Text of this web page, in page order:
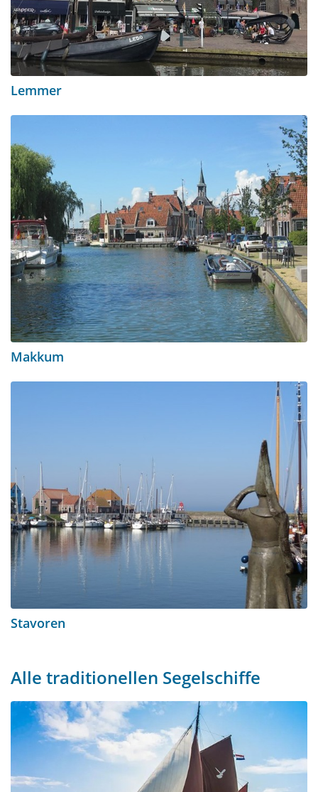
Lemmer
Makkum
Stavoren
Alle traditionellen Segelschiffe